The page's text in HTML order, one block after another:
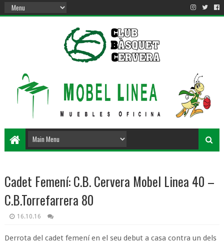
Cadet Femení: C.B. Cervera Mobel Linea 40 –
C.B.Torrefarrera 80
16.10.16
Derrota del cadet femení en el seu debut a casa contra un dels